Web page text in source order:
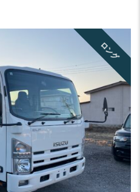
ロング